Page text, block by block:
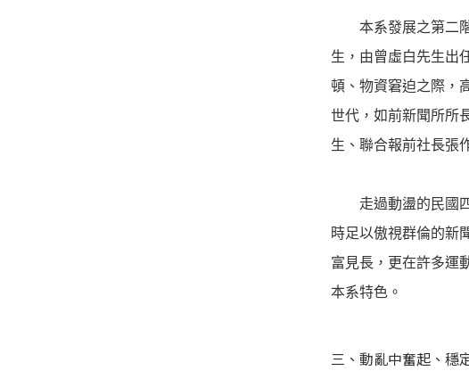
本系發展之第二
生，由曾虛白先生出
頓、物資窘迫之際，
世代，如前新聞所所
生、聯合報前社長張
走過動盪的民國
時足以傲視群倫的新
富見長，更在許多運
本系特色。
三、動亂中奮起、穩